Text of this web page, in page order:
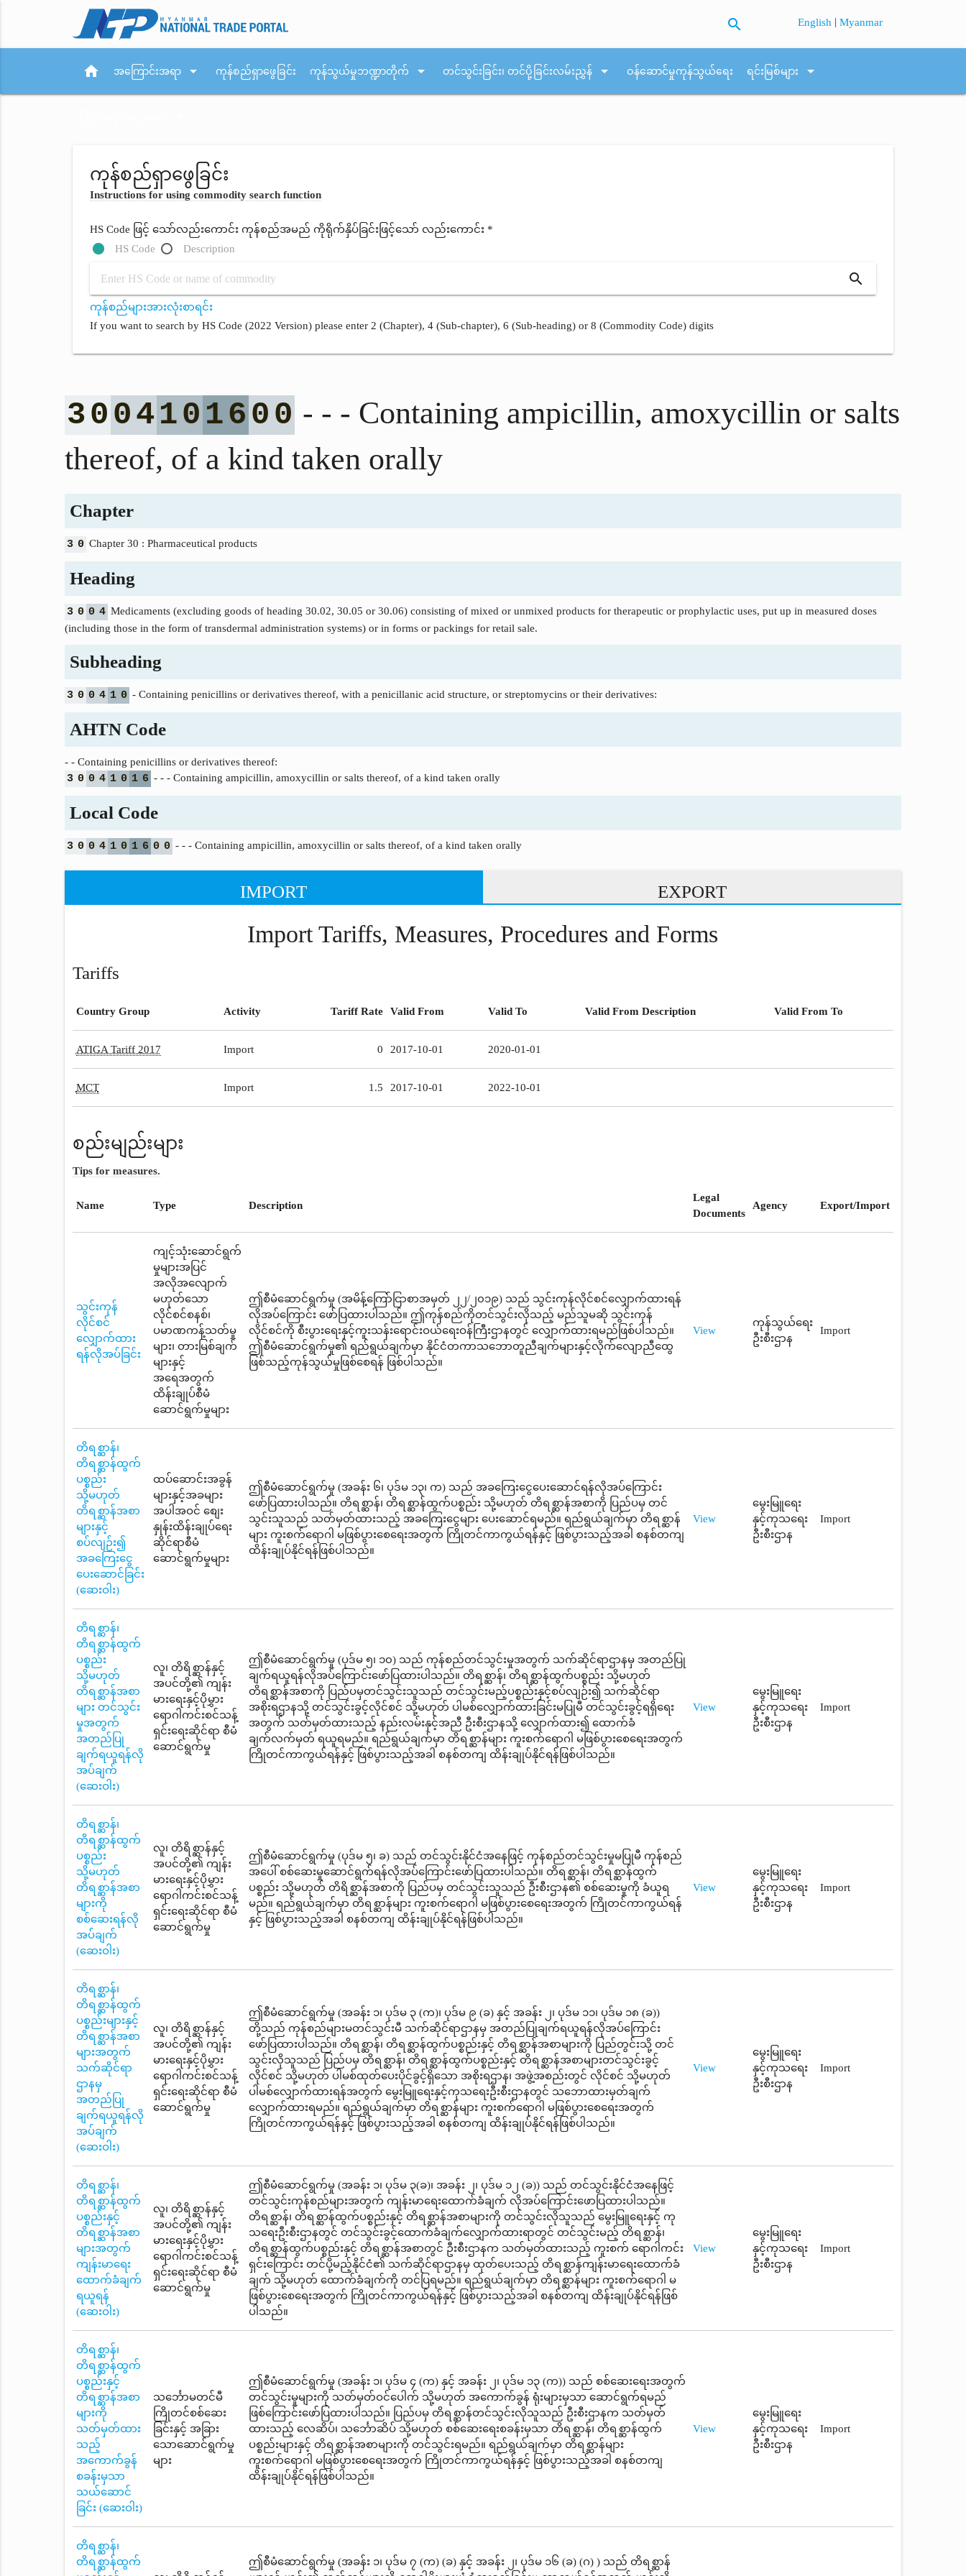
search English |Myanmar
home အကြောင်းအရာ arrow_drop_down ကုန်စည်ရှာဖွေခြင်း ကုန်သွယ်မှုဘဏ္ဍာတိုက် arrow_drop_down တင်သွင်းခြင်း၊ တင်ပို့ခြင်းလမ်းညွှန် arrow_drop_down ဝန်ဆောင်မှုကုန်သွယ်ရေး ရင်းမြစ်များ arrow_drop_down
ကုန်စည်ရှာဖွေခြင်း
Instructions for using commodity search function
HS Code ဖြင့် သော်လည်းကောင်း ကုန်စည်အမည် ကိုရိုက်နှိပ်ခြင်းဖြင့်သော် လည်းကောင်း *
HS Code
Description
search
ကုန်စည်များအားလုံးစာရင်း
If you want to search by HS Code (2022 Version) please enter 2 (Chapter), 4 (Sub-chapter), 6 (Sub-heading) or 8 (Commodity Code) digits
30 04 10 16 0 0 - - - Containing ampicillin, amoxycillin or salts
thereof, of a kind taken orally
Chapter
3 0 Chapter 30 : Pharmaceutical products
Heading
3 0 0 4 Medicaments (excluding goods of heading 30.02, 30.05 or 30.06) consisting of mixed or unmixed products for therapeutic or prophylactic uses, put up in measured doses
(including those in the form of transdermal administration systems) or in forms or packings for retail sale.
Subheading
3 0 0 4 1 0 - Containing penicillins or derivatives thereof, with a penicillanic acid structure, or streptomycins or their derivatives:
AHTN Code
- - Containing penicillins or derivatives thereof:
3 0 0 4 1 0 1 6 - - - Containing ampicillin, amoxycillin or salts thereof, of a kind taken orally
Local Code
3 0 0 4 1 0 1 6 0 0 - - - Containing ampicillin, amoxycillin or salts thereof, of a kind taken orally
IMPORT EXPORT
Import Tariffs, Measures, Procedures and Forms
Tariffs
Country Group Activity Tariff Rate Valid From Valid To Valid From Description Valid From To
ATIGA Tariff 2017 Import 0 2017-10-01 2020-01-01
MCT Import 1.5 2017-10-01 2022-10-01
စည်းမျည်းများ
Tips for measures.
Name Type Description
Legal
Documents
Agency Export/Import
သွင်းကုန်
လိုင်စင်
လျှောက်ထား
ရန်လိုအပ်ခြင်း
ကျင့်သုံးဆောင်ရွက်
မှုများအပြင်
အလိုအလျောက်
မဟုတ်သော
လိုင်စင်စနစ်၊
ပမာဏကန့်သတ်မှု
များ၊ တားမြစ်ချက်
များနှင့်
အရေအတွက်
ထိန်းချုပ်စီမံ
ဆောင်ရွက်မှုများ
ဤစီမံဆောင်ရွက်မှု (အမိန့်ကြော်ငြာစာအမှတ် ၂၂/၂၀၁၉) သည် သွင်းကုန်လိုင်စင်လျှောက်ထားရန်
လိုအပ်ကြောင်း ဖော်ပြထားပါသည်။ ဤကုန်စည်ကိုတင်သွင်းလိုသည့် မည်သူမဆို သွင်းကုန်
လိုင်စင်ကို စီးပွားရေးနှင့်ကူးသန်းရောင်းဝယ်ရေးဝန်ကြီးဌာနတွင် လျှောက်ထားရမည်ဖြစ်ပါသည်။
ဤစီမံဆောင်ရွက်မှု၏ ရည်ရွယ်ချက်မှာ နိုင်ငံတကာသဘောတူညီချက်များနှင့်လိုက်လျောညီထွေ
ဖြစ်သည့်ကုန်သွယ်မှုဖြစ်စေရန် ဖြစ်ပါသည်။
View
ကုန်သွယ်ရေး
ဦးစီးဌာန
Import
တိရစ္ဆာန်၊
တိရစ္ဆာန်ထွက်
ပစ္စည်း
သို့မဟုတ်
တိရစ္ဆာန်အစာ
များနှင့်
စပ်လျဉ်း၍
အခကြေးငွေ
ပေးဆောင်ခြင်း
(ဆေးဝါး)
ထပ်ဆောင်းအခွန်
များနှင့်အခများ
အပါအဝင် စျေး
နှုန်းထိန်းချုပ်ရေး
ဆိုင်ရာစီမံ
ဆောင်ရွက်မှုများ
ဤစီမံဆောင်ရွက်မှု (အခန်း ၆၊ ပုဒ်မ ၁၃၊ က) သည် အခကြေးငွေပေးဆောင်ရန်လိုအပ်ကြောင်း
ဖော်ပြထားပါသည်။ တိရစ္ဆာန်၊ တိရစ္ဆာန်ထွက်ပစ္စည်း သို့မဟုတ် တိရစ္ဆာန်အစာကို ပြည်ပမှ တင်
သွင်းသူသည် သတ်မှတ်ထားသည့် အခကြေးငွေများ ပေးဆောင်ရမည်။ ရည်ရွယ်ချက်မှာ တိရစ္ဆာန်
များ ကူးစက်ရောဂါ မဖြစ်ပွားစေရေးအတွက် ကြိုတင်ကာကွယ်ရန်နှင့် ဖြစ်ပွားသည့်အခါ စနစ်တကျ
ထိန်းချုပ်နိုင်ရန်ဖြစ်ပါသည်။
View
မွေးမြူရေး
နှင့်ကုသရေး
ဦးစီးဌာန
Import
တိရစ္ဆာန်၊
တိရစ္ဆာန်ထွက်
ပစ္စည်း
သို့မဟုတ်
တိရစ္ဆာန်အစာ
များ တင်သွင်း
မှုအတွက်
အတည်ပြု
ချက်ရယူရန်လို
အပ်ချက်
(ဆေးဝါး)
လူ၊ တိရိစ္ဆာန်နှင့်
အပင်တို့၏ ကျန်း
မားရေးနှင့်ပိုမွှား
ရောဂါကင်းစင်သန့်
ရှင်းရေးဆိုင်ရာ စီမံ
ဆောင်ရွက်မှု
ဤစီမံဆောင်ရွက်မှု (ပုဒ်မ ၅၊ ၁၀) သည် ကုန်စည်တင်သွင်းမှုအတွက် သက်ဆိုင်ရာဌာနမှ အတည်ပြု
ချက်ရယူရန်လိုအပ်ကြောင်းဖော်ပြထားပါသည်။ တိရစ္ဆာန်၊ တိရစ္ဆာန်ထွက်ပစ္စည်း သို့မဟုတ်
တိရစ္ဆာန်အစာကို ပြည်ပမှတင်သွင်းသူသည် တင်သွင်းမည့်ပစ္စည်းနှင့်စပ်လျဉ်း၍ သက်ဆိုင်ရာ
အစိုးရဌာနသို့ တင်သွင်းခွင့်လိုင်စင် သို့မဟုတ် ပါမစ်လျှောက်ထားခြင်းမပြုမီ တင်သွင်းခွင့်ရရှိရေး
အတွက် သတ်မှတ်ထားသည့် နည်းလမ်းနှင့်အညီ ဦးစီးဌာနသို့ လျှောက်ထား၍ ထောက်ခံ
ချက်လက်မှတ် ရယူရမည်။ ရည်ရွယ်ချက်မှာ တိရစ္ဆာန်များ ကူးစက်ရောဂါ မဖြစ်ပွားစေရေးအတွက်
ကြိုတင်ကာကွယ်ရန်နှင့် ဖြစ်ပွားသည့်အခါ စနစ်တကျ ထိန်းချုပ်နိုင်ရန်ဖြစ်ပါသည်။
View
မွေးမြူရေး
နှင့်ကုသရေး
ဦးစီးဌာန
Import
တိရစ္ဆာန်၊
တိရစ္ဆာန်ထွက်
ပစ္စည်း
သို့မဟုတ်
တိရစ္ဆာန်အစာ
များကို
စစ်ဆေးရန်လို
အပ်ချက်
(ဆေးဝါး)
လူ၊ တိရိစ္ဆာန်နှင့်
အပင်တို့၏ ကျန်း
မားရေးနှင့်ပိုမွှား
ရောဂါကင်းစင်သန့်
ရှင်းရေးဆိုင်ရာ စီမံ
ဆောင်ရွက်မှု
ဤစီမံဆောင်ရွက်မှု (ပုဒ်မ ၅၊ ခ) သည် တင်သွင်းနိုင်ငံအနေဖြင့် ကုန်စည်တင်သွင်းမှုမပြုမီ ကုန်စည်
အပေါ် စစ်ဆေးမှုဆောင်ရွက်ရန်လိုအပ်ကြောင်းဖော်ပြထားပါသည်။ တိရစ္ဆာန်၊ တိရစ္ဆာန်ထွက်
ပစ္စည်း သို့မဟုတ် တိရိစ္ဆာန်အစာကို ပြည်ပမှ တင်သွင်းသူသည် ဦးစီးဌာန၏ စစ်ဆေးမှုကို ခံယူရ
မည်။ ရည်ရွယ်ချက်မှာ တိရစ္ဆာန်များ ကူးစက်ရောဂါ မဖြစ်ပွားစေရေးအတွက် ကြိုတင်ကာကွယ်ရန်
နှင့် ဖြစ်ပွားသည့်အခါ စနစ်တကျ ထိန်းချုပ်နိုင်ရန်ဖြစ်ပါသည်။
View
မွေးမြူရေး
နှင့်ကုသရေး
ဦးစီးဌာန
Import
တိရစ္ဆာန်၊
တိရစ္ဆာန်ထွက်
ပစ္စည်းများနှင့်
တိရစ္ဆာန်အစာ
များအတွက်
သက်ဆိုင်ရာ
ဌာနမှ
အတည်ပြု
ချက်ရယူရန်လို
အပ်ချက်
(ဆေးဝါး)
လူ၊ တိရိစ္ဆာန်နှင့်
အပင်တို့၏ ကျန်း
မားရေးနှင့်ပိုမွှား
ရောဂါကင်းစင်သန့်
ရှင်းရေးဆိုင်ရာ စီမံ
ဆောင်ရွက်မှု
ဤစီမံဆောင်ရွက်မှု (အခန်း ၁၊ ပုဒ်မ ၃ (က)၊ ပုဒ်မ ၉ (ခ) နှင့် အခန်း ၂၊ ပုဒ်မ ၁၁၊ ပုဒ်မ ၁၈ (ခ))
တို့သည် ကုန်စည်များမတင်သွင်းမီ သက်ဆိုင်ရာဌာနမှ အတည်ပြုချက်ရယူရန်လိုအပ်ကြောင်း
ဖော်ပြထားပါသည်။ တိရစ္ဆာန်၊ တိရစ္ဆာန်ထွက်ပစ္စည်းနှင့် တိရစ္ဆာန်အစာများကို ပြည်တွင်းသို့ တင်
သွင်းလိုသူသည် ပြည်ပမှ တိရစ္ဆာန်၊ တိရစ္ဆာန်ထွက်ပစ္စည်းနှင့် တိရစ္ဆာန်အစာများတင်သွင်းခွင့်
လိုင်စင် သို့မဟုတ် ပါမစ်ထုတ်ပေးပိုင်ခွင့်ရှိသော အစိုးရဌာန၊ အဖွဲ့အစည်းတွင် လိုင်စင် သို့မဟုတ်
ပါမစ်လျှောက်ထားရန်အတွက် မွေးမြူရေးနှင့်ကုသရေးဦးစီးဌာနတွင် သဘောထားမှတ်ချက်
လျှောက်ထားရမည်။ ရည်ရွယ်ချက်မှာ တိရစ္ဆာန်များ ကူးစက်ရောဂါ မဖြစ်ပွားစေရေးအတွက်
ကြိုတင်ကာကွယ်ရန်နှင့် ဖြစ်ပွားသည့်အခါ စနစ်တကျ ထိန်းချုပ်နိုင်ရန်ဖြစ်ပါသည်။
View
မွေးမြူရေး
နှင့်ကုသရေး
ဦးစီးဌာန
Import
တိရစ္ဆာန်၊
တိရစ္ဆာန်ထွက်
ပစ္စည်းနှင့်
တိရစ္ဆာန်အစာ
များအတွက်
ကျန်းမာရေး
ထောက်ခံချက်
ရယူရန်
(ဆေးဝါး)
လူ၊ တိရိစ္ဆာန်နှင့်
အပင်တို့၏ ကျန်း
မားရေးနှင့်ပိုမွှား
ရောဂါကင်းစင်သန့်
ရှင်းရေးဆိုင်ရာ စီမံ
ဆောင်ရွက်မှု
ဤစီမံဆောင်ရွက်မှု (အခန်း ၁၊ ပုဒ်မ ၃(ခ)၊ အခန်း ၂၊ ပုဒ်မ ၁၂ (ခ)) သည် တင်သွင်းနိုင်ငံအနေဖြင့်
တင်သွင်းကုန်စည်များအတွက် ကျန်းမာရေးထောက်ခံချက် လိုအပ်ကြောင်းဖောပြထားပါသည်။
တိရစ္ဆာန်၊ တိရစ္ဆာန်ထွက်ပစ္စည်းနှင့် တိရစ္ဆာန်အစာများကို တင်သွင်းလိုသူသည် မွေးမြူရေးနှင့် ကု
သရေးဦးစီးဌာနတွင် တင်သွင်းခွင့်ထောက်ခံချက်လျှောက်ထားရာတွင် တင်သွင်းမည့် တိရစ္ဆာန်၊
တိရစ္ဆာန်ထွက်ပစ္စည်းနှင့် တိရစ္ဆာန်အစာတွင် ဦးစီးဌာနက သတ်မှတ်ထားသည့် ကူးစက် ရောဂါကင်း
ရှင်းကြောင်း တင်ပို့မည့်နိုင်ငံ၏ သက်ဆိုင်ရာဌာနမှ ထုတ်ပေးသည့် တိရစ္ဆာန်ကျန်းမာရေးထောက်ခံ
ချက် သို့မဟုတ် ထောက်ခံချက်ကို တင်ပြရမည်။ ရည်ရွယ်ချက်မှာ တိရစ္ဆာန်များ ကူးစက်ရောဂါ မ
ဖြစ်ပွားစေရေးအတွက် ကြိုတင်ကာကွယ်ရန်နှင့် ဖြစ်ပွားသည့်အခါ စနစ်တကျ ထိန်းချုပ်နိုင်ရန်ဖြစ်
ပါသည်။
View
မွေးမြူရေး
နှင့်ကုသရေး
ဦးစီးဌာန
Import
တိရစ္ဆာန်၊
တိရစ္ဆာန်ထွက်
ပစ္စည်းနှင့်
တိရစ္ဆာန်အစာ
များကို
သတ်မှတ်ထား
သည့်
အကောက်ခွန်
စခန်းမှသာ
သယ်ဆောင်
ခြင်း (ဆေးဝါး)
သင်္ဘောမတင်မီ
ကြိုတင်စစ်ဆေး
ခြင်းနှင့် အခြား
သောဆောင်ရွက်မှု
များ
ဤစီမံဆောင်ရွက်မှု (အခန်း ၁၊ ပုဒ်မ ၄ (က) နှင့် အခန်း ၂၊ ပုဒ်မ ၁၃ (က)) သည် စစ်ဆေးရေးအတွက်
တင်သွင်းမှုများကို သတ်မှတ်ဝင်ပေါက် သို့မဟုတ် အကောက်ခွန် ရုံးများမှသာ ဆောင်ရွက်ရမည်
ဖြစ်ကြောင်းဖော်ပြထားပါသည်။ ပြည်ပမှ တိရစ္ဆာန်တင်သွင်းလိုသူသည် ဦးစီးဌာနက သတ်မှတ်
ထားသည့် လေဆိပ်၊ သင်္ဘောဆိပ် သို့မဟုတ် စစ်ဆေးရေးစခန်းမှသာ တိရစ္ဆာန်၊ တိရစ္ဆာန်ထွက်
ပစ္စည်းများနှင့် တိရစ္ဆာန်အစာများကို တင်သွင်းရမည်။ ရည်ရွယ်ချက်မှာ တိရစ္ဆာန်များ
ကူးစက်ရောဂါ မဖြစ်ပွားစေရေးအတွက် ကြိုတင်ကာကွယ်ရန်နှင့် ဖြစ်ပွားသည့်အခါ စနစ်တကျ
ထိန်းချုပ်နိုင်ရန်ဖြစ်ပါသည်။
View
မွေးမြူရေး
နှင့်ကုသရေး
ဦးစီးဌာန
Import
တိရစ္ဆာန်၊
တိရစ္ဆာန်ထွက်
ဤစီမံဆောင်ရွက်မှု (အခန်း ၁၊ ပုဒ်မ ၇ (က) (ခ) နှင့် အခန်း ၂၊ ပုဒ်မ ၁၆ (ခ) (ဂ) ) သည် တိရစ္ဆာန်